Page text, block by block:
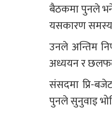
बैठकमा पुनले
यसकारण
उनले अन्तिम
अध्ययन र
संसदमा प्रि-
पुनले सुनुवाइ